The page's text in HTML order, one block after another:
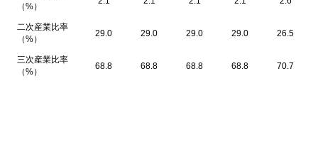
（%）
二次産業比率
（%）
29.0 29.0 29.0 29.0 26.5
三次産業比率
（%）
68.8 68.8 68.8 68.8 70.7